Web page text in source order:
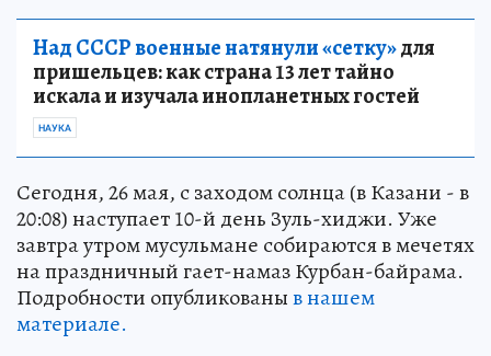
Над СССР военные натянули «сетку»для
пришельцев: как страна 13 лет тайно
искала и изучала инопланетных гостей
НАУКА
Сегодня, 26 мая, с заходом солнца (в Казани - в
20:08) наступает 10-й день Зуль-хиджи. Уже
завтра утром мусульмане собираются в мечетях
на праздничный гает-намаз Курбан-байрама.
Подробности опубликованыв нашем
материале.